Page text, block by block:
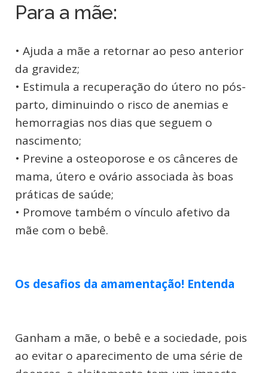
Para a mãe:
• Ajuda a mãe a retornar ao peso anterior
da gravidez;
• Estimula a recuperação do útero no pós-
parto, diminuindo o risco de anemias e
hemorragias nos dias que seguem o
nascimento;
• Previne a osteoporose e os cânceres de
mama, útero e ovário associada às boas
práticas de saúde;
• Promove também o vínculo afetivo da
mãe com o bebê.
Os desafios da amamentação! Entenda
Ganham a mãe, o bebê e a sociedade, pois
ao evitar o aparecimento de uma série de